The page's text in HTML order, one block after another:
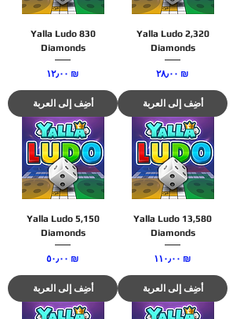
Yalla Ludo 830
Diamonds
السعر ‏١٢٫٠٠ ₪
أضِف إلى العربة
Yalla Ludo 2,320
Diamonds
السعر ‏٢٨٫٠٠ ₪
أضِف إلى العربة
Yalla Ludo 5,150
Diamonds
السعر ‏٥٠٫٠٠ ₪
أضِف إلى العربة
Yalla Ludo 13,580
Diamonds
السعر ‏١١٠٫٠٠ ₪
أضِف إلى العربة